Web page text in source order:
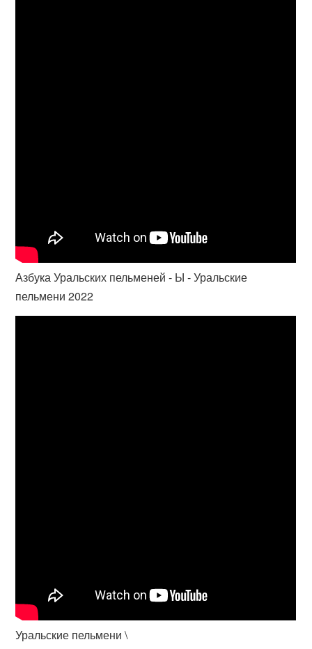
Азбука Уральских пельменей - Ы - Уральские
пельмени 2022
Уральские пельмени \